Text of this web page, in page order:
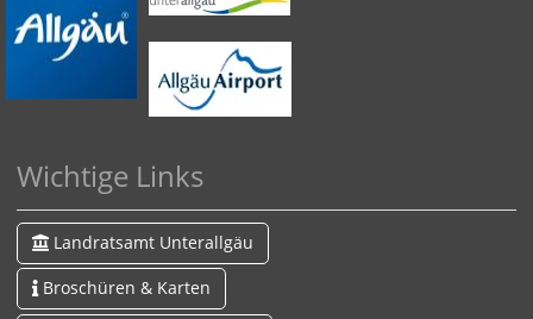
Wichtige Links
Landratsamt Unterallgäu
Broschüren & Karten